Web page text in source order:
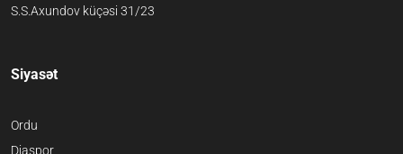
S.S.Axundov küçəsi 31/23
Siyasət
Ordu
Diaspor